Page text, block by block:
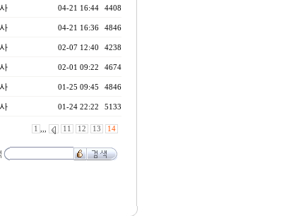
04-21 16:44 4408
04-21 16:36 4846
02-07 12:40 4238
02-01 09:22 4674
01-25 09:45 4846
01-24 22:22 5133
1 ,,, 11 12 13 14